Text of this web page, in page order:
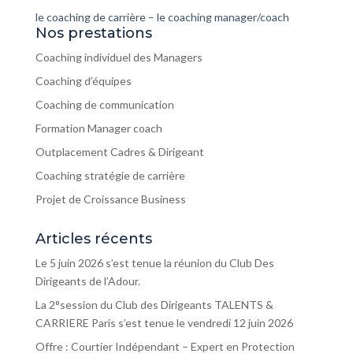
le coaching de carrière – le coaching manager/coach
Nos prestations
Coaching individuel des Managers
Coaching d’équipes
Coaching de communication
Formation Manager coach
Outplacement Cadres & Dirigeant
Coaching stratégie de carrière
Projet de Croissance Business
Articles récents
Le 5 juin 2026 s’est tenue la réunion du Club Des
Dirigeants de l’Adour.
La 2°session du Club des Dirigeants TALENTS &
CARRIERE Paris s’est tenue le vendredi 12 juin 2026
Offre : Courtier Indépendant – Expert en Protection